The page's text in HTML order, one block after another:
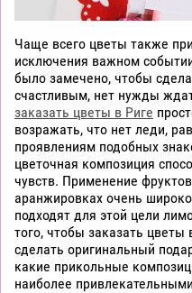
Чаще всего цветы также
исключения важном
было замечено, чтобы
счастливым, нет нужды
заказать цветы в Риге
возражать, что нет леди,
проявлениям подобных
цветочная композиция
чувств. Применение
аранжировках очень
подходят для этой цели
того, чтобы заказать цветы
сделать оригинальный
какие прикольные
наиболее